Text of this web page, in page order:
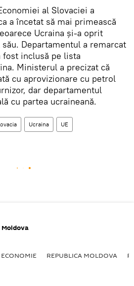
al Slovaciei a
a încetat să mai primească
Ucraina și-a oprit
Departamentul a remarcat
fost inclusă pe lista
Ministerul a precizat că
cu aprovizionare cu petrol
dar departamentul
cu partea ucraineană.
Ucraina UE
Moldova
ECONOMIE REPUBLICA MOLDOVA